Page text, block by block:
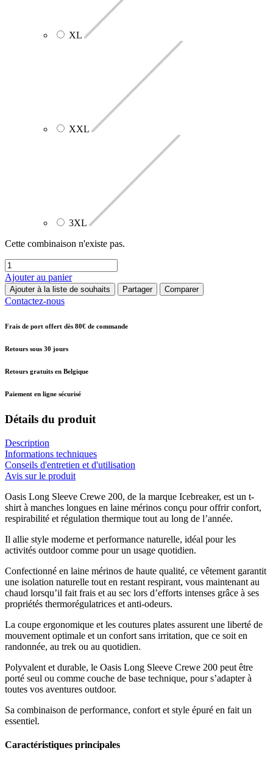
XL
XXL
3XL
Cette combinaison n'existe pas.
Ajouter au panier
Ajouter à la liste de souhaits Partager Comparer
Contactez-nous
Frais de port offert dès 80€ de commande
Retours sous 30 jours
Retours gratuits en Belgique
Paiement en ligne sécurisé
Détails du produit
Description
Informations techniques
Conseils d'entretien et d'utilisation
Avis sur le produit
Oasis Long Sleeve Crewe 200, de la marque Icebreaker, est un t-
shirt à manches longues en laine mérinos conçu pour offrir confort,
respirabilité et régulation thermique tout au long de l’année.
Il allie style moderne et performance naturelle, idéal pour les
activités outdoor comme pour un usage quotidien.
Confectionné en laine mérinos de haute qualité, ce vêtement garantit
une isolation naturelle tout en restant respirant, vous maintenant au
chaud lorsqu’il fait frais et au sec lors d’efforts intenses grâce à ses
propriétés thermorégulatrices et anti-odeurs.
La coupe ergonomique et les coutures plates assurent une liberté de
mouvement optimale et un confort sans irritation, que ce soit en
randonnée, au trek ou au quotidien.
Polyvalent et durable, le Oasis Long Sleeve Crewe 200 peut être
porté seul ou comme couche de base technique, pour s’adapter à
toutes vos aventures outdoor.
Sa combinaison de performance, confort et style épuré en fait un
essentiel.
Caractéristiques principales